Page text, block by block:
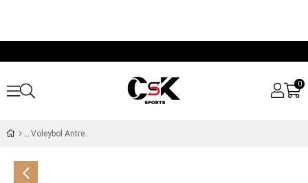
0
Voleybol Antrenmanlarının Vazgeçilmez Ekipmanı, Smaç Çalışmalarında Çok Işinize Yarayacak Bir Ürün